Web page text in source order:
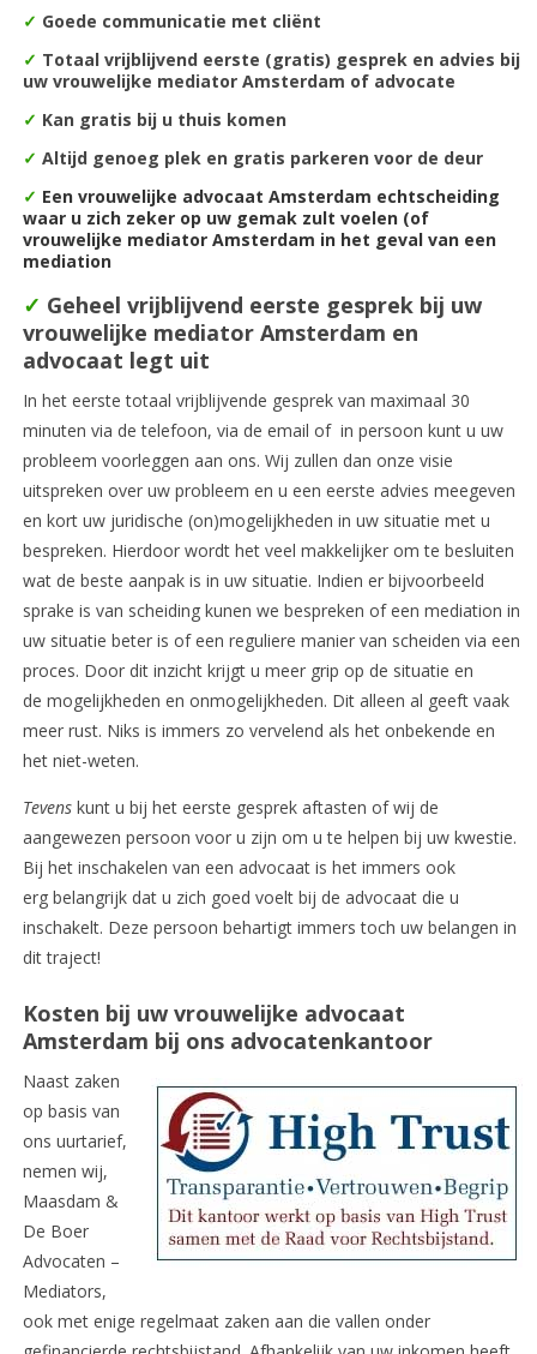
✓ Goede communicatie met cliënt
✓ Totaal vrijblijvend eerste (gratis) gesprek en advies bij
uw vrouwelijke mediator Amsterdam of advocate
✓ Kan gratis bij u thuis komen
✓ Altijd genoeg plek en gratis parkeren voor de deur
✓ Een vrouwelijke advocaat Amsterdam echtscheiding
waar u zich zeker op uw gemak zult voelen (of
vrouwelijke mediator Amsterdam in het geval van een
mediation
✓ Geheel vrijblijvend eerste gesprek bij uw
vrouwelijke mediator Amsterdam en
advocaat legt uit
In het eerste totaal vrijblijvende gesprek van maximaal 30
minuten via de telefoon, via de email of in persoon kunt u uw
probleem voorleggen aan ons. Wij zullen dan onze visie
uitspreken over uw probleem en u een eerste advies meegeven
en kort uw juridische (on)mogelijkheden in uw situatie met u
bespreken. Hierdoor wordt het veel makkelijker om te besluiten
wat de beste aanpak is in uw situatie. Indien er bijvoorbeeld
sprake is van scheiding kunen we bespreken of een mediation in
uw situatie beter is of een reguliere manier van scheiden via een
proces. Door dit inzicht krijgt u meer grip op de situatie en
de mogelijkheden en onmogelijkheden. Dit alleen al geeft vaak
meer rust. Niks is immers zo vervelend als het onbekende en
het niet-weten.
Tevenskunt u bij het eerste gesprek aftasten of wij de
aangewezen persoon voor u zijn om u te helpen bij uw kwestie.
Bij het inschakelen van een advocaat is het immers ook
erg belangrijk dat u zich goed voelt bij de advocaat die u
inschakelt. Deze persoon behartigt immers toch uw belangen in
dit traject!
Kosten bij uw vrouwelijke advocaat
Amsterdam bij ons advocatenkantoor
Naast zaken
op basis van
ons uurtarief,
nemen wij,
Maasdam &
De Boer
Advocaten –
Mediators,
ook met enige regelmaat zaken aan die vallen onder